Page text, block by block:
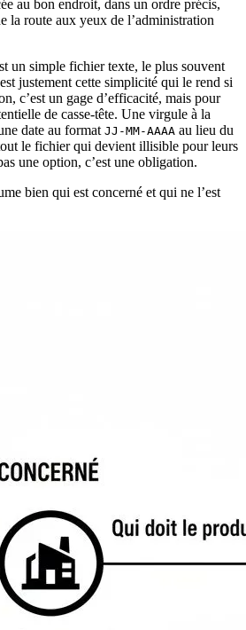
au bon endroit, dans un ordre précis,
la route aux yeux de l’administration
un simple fichier texte, le plus souvent
justement cette simplicité qui le rend si
c’est un gage d’efficacité, mais pour
de casse-tête. Une virgule à la
date au format JJ-MM-AAAA au lieu du
le fichier qui devient illisible pour leurs
une option, c’est une obligation.
bien qui est concerné et qui ne l’est